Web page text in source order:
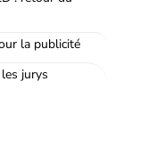
la publicité
jurys